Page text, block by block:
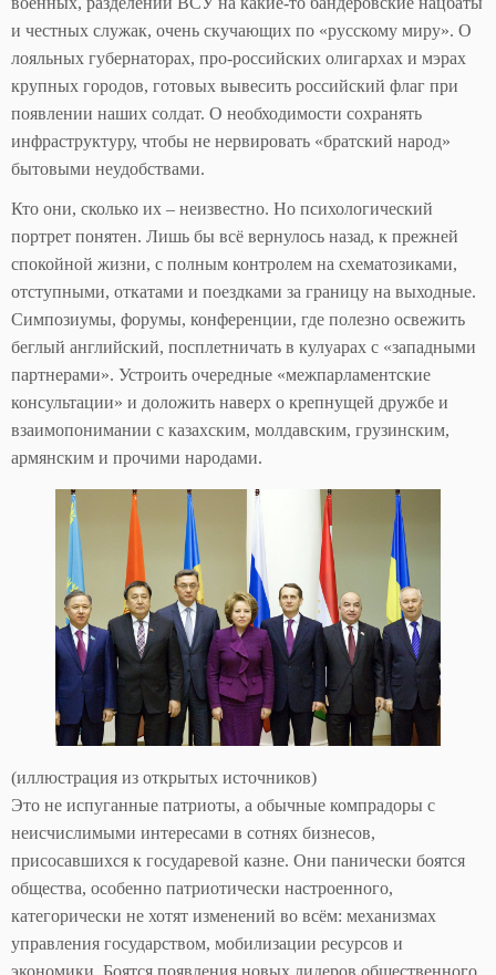
и честных служак, очень скучающих по «русскому миру». О
лояльных губернаторах, про-российских олигархах и мэрах
крупных городов, готовых вывесить российский флаг при
появлении наших солдат. О необходимости сохранять
инфраструктуру, чтобы не нервировать «братский народ»
бытовыми неудобствами.
Кто они, сколько их – неизвестно. Но психологический
портрет понятен. Лишь бы всё вернулось назад, к прежней
спокойной жизни, с полным контролем на схематозиками,
отступными, откатами и поездками за границу на выходные.
Симпозиумы, форумы, конференции, где полезно освежить
беглый английский, посплетничать в кулуарах с «западными
партнерами». Устроить очередные «межпарламентские
консультации» и доложить наверх о крепнущей дружбе и
взаимопонимании с казахским, молдавским, грузинским,
армянским и прочими народами.
(иллюстрация из открытых источников)
Это не испуганные патриоты, а обычные компрадоры с
неисчислимыми интересами в сотнях бизнесов,
присосавшихся к государевой казне. Они панически боятся
общества, особенно патриотически настроенного,
категорически не хотят изменений во всём: механизмах
управления государством, мобилизации ресурсов и